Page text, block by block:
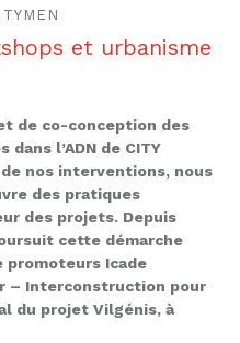
et urbanisme
de co-conception des
l’ADN de CITY
nos interventions, nous
des pratiques
des projets. Depuis
cette démarche
promoteurs Icade
– Interconstruction pour
du projet Vilgénis, à